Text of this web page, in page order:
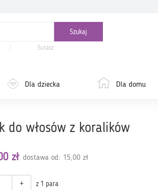
Sutasz
Dla dziecka Dla domu
do włosów z koralików
zł dostawa od: 15,00 zł
+ z 1 para